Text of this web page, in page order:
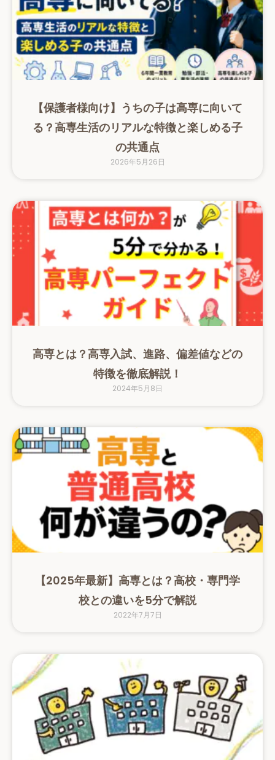
【保護者様向け】うちの子は高専に向いて
る？高専生活のリアルな特徴と楽しめる子
の共通点
2026年5月26日
高専とは？高専入試、進路、偏差値などの
特徴を徹底解説！
2024年5月8日
【2025年最新】高専とは？高校・専門学
校との違いを5分で解説
2022年7月7日